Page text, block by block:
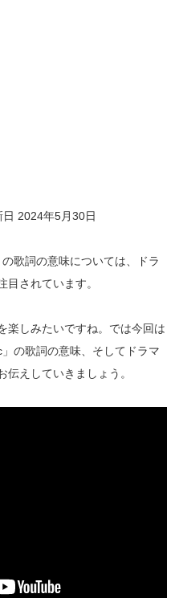
日 2024年5月30日
歌詞の意味については、ドラ
目されています。
楽しみたいですね。では今回は
の歌詞の意味、そしてドラマ
えしていきましょう。